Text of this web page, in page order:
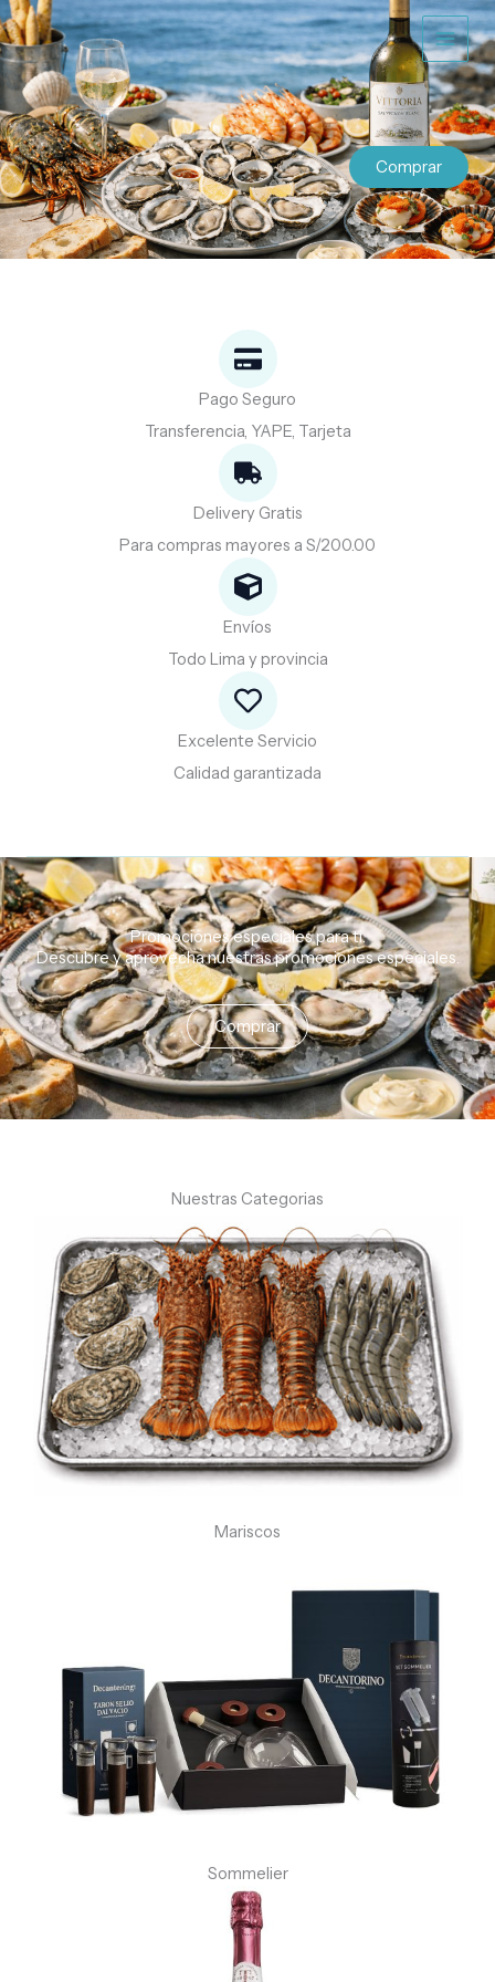
al
contenido
Comprar
Pago Seguro
Transferencia, YAPE, Tarjeta
Delivery Gratis
Para compras mayores a S/200.00
Envíos
Todo Lima y provincia
Excelente Servicio
Calidad garantizada
Promociones especiales para ti.
Descubreyaprovechanuestraspromocionesespeciales.
Comprar
Nuestras Categorias
Mariscos
Sommelier